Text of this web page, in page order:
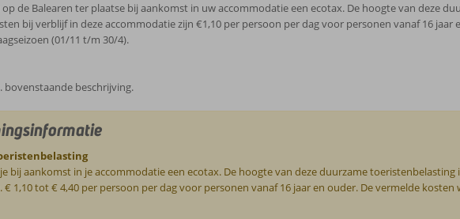
de Balearen ter plaatse bij aankomst in uw accommodatie een ecotax. De hoogte van deze
bij verblijf in deze accommodatie zijn €1,10 per persoon per dag voor personen vanaf 16
(01/11 t/m 30/4).
bovenstaande beschrijving.
bij aankomst in je accommodatie een ecotax. De hoogte van deze duurzame
€ 1,10 tot € 4,40 per persoon per dag voor personen vanaf 16 jaar en ouder. De vermelde